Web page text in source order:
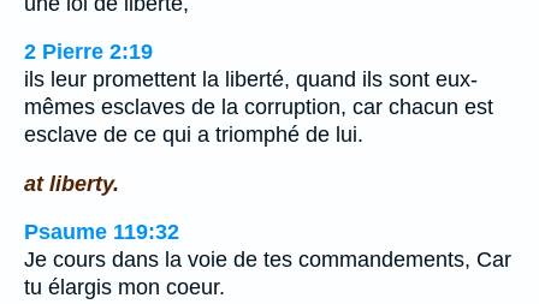
2 Pierre 2:19
ils leur promettent la liberté, quand ils sont eux-
mêmes esclaves de la corruption, car chacun est
esclave de ce qui a triomphé de lui.
at liberty.
Psaume 119:32
Je cours dans la voie de tes commandements, Car
tu élargis mon coeur.